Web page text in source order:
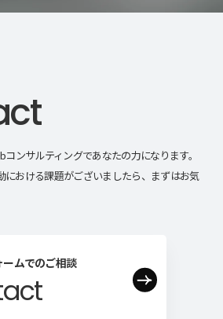
ンサルティングであなたの力になります。
における課題がございましたら、まずはお気
ムでのご相談